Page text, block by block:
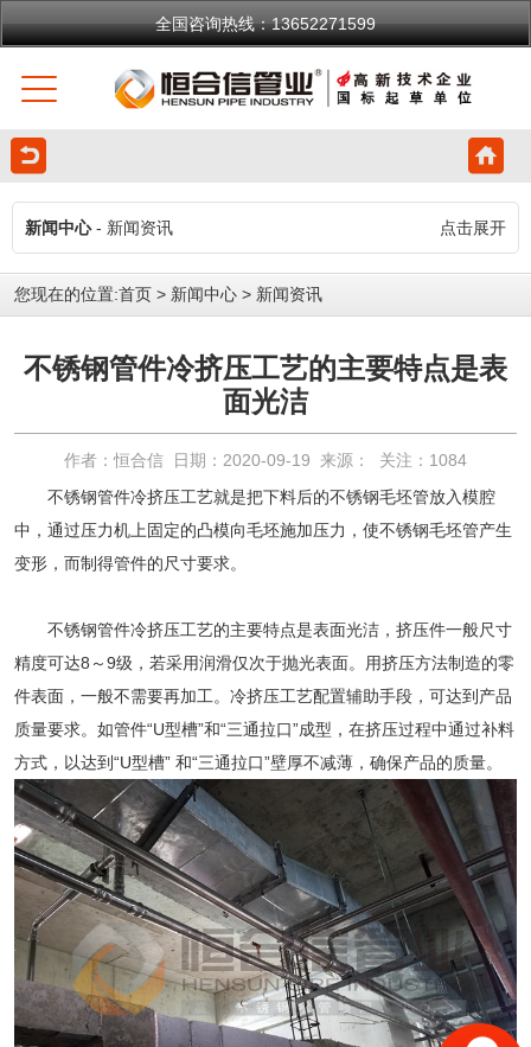
全国咨询热线：13652271599
新闻中心- 新闻资讯 点击展开
您现在的位置:首页 > 新闻中心 > 新闻资讯
不锈钢管件冷挤压工艺的主要特点是表
面光洁
作者：恒合信 日期：2020-09-19 来源： 关注： 1084
不锈钢管件冷挤压工艺就是把下料后的不锈钢毛坯管放入模腔
中，通过压力机上固定的凸模向毛坯施加压力，使不锈钢毛坯管产生
变形，而制得管件的尺寸要求。
不锈钢管件冷挤压工艺的主要特点是表面光洁，挤压件一般尺寸
精度可达8～9级，若采用润滑仅次于抛光表面。用挤压方法制造的零
件表面，一般不需要再加工。冷挤压工艺配置辅助手段，可达到产品
质量要求。如管件“U型槽”和“三通拉口”成型，在挤压过程中通过补料
方式，以达到“U型槽” 和“三通拉口”壁厚不减薄，确保产品的质量。